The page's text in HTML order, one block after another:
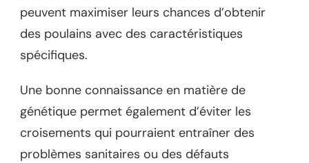
peuvent maximiser leurs chances d’obtenir
des poulains avec des caractéristiques
spécifiques.
Une bonne connaissance en matière de
génétique permet également d’éviter les
croisements qui pourraient entraîner des
problèmes sanitaires ou des défauts